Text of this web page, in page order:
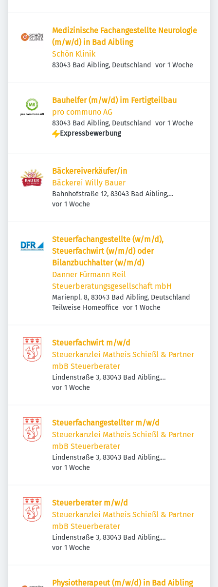
Medizinische Fachangestellte Neurologie
(m/w/d) in Bad Aibling
Schön Klinik
83043 Bad Aibling, Deutschland Veröffentlicht
vor 1 Woche
Bauhelfer (m/w/d) im Fertigteilbau
pro communo AG
83043 Bad Aibling, Deutschland Veröffentlicht
vor 1 Woche
Expressbewerbung
Bäckereiverkäufer/in
Bäckerei Willy Bauer
Bahnhofstraße 12, 83043 Bad Aibling,
Deutschland
Veröffentlicht
vor 1 Woche
Steuerfachangestellte (w/m/d),
Steuerfachwirt (w/m/d) oder
Bilanzbuchhalter (w/m/d)
Danner Fürmann Reil
Steuerberatungsgesellschaft mbH
Marienpl. 8, 83043 Bad Aibling, Deutschland
Teilweise Homeoffice Veröffentlicht
vor 1 Woche
Steuerfachwirt m/w/d
Steuerkanzlei Matheis Schießl & Partner
mbB Steuerberater
Lindenstraße 3, 83043 Bad Aibling,
Deutschland
Veröffentlicht
vor 1 Woche
Steuerfachangestellter m/w/d
Steuerkanzlei Matheis Schießl & Partner
mbB Steuerberater
Lindenstraße 3, 83043 Bad Aibling,
Deutschland
Veröffentlicht
vor 1 Woche
Steuerberater m/w/d
Steuerkanzlei Matheis Schießl & Partner
mbB Steuerberater
Lindenstraße 3, 83043 Bad Aibling,
Deutschland
Veröffentlicht
vor 1 Woche
Physiotherapeut (m/w/d) in Bad Aibling